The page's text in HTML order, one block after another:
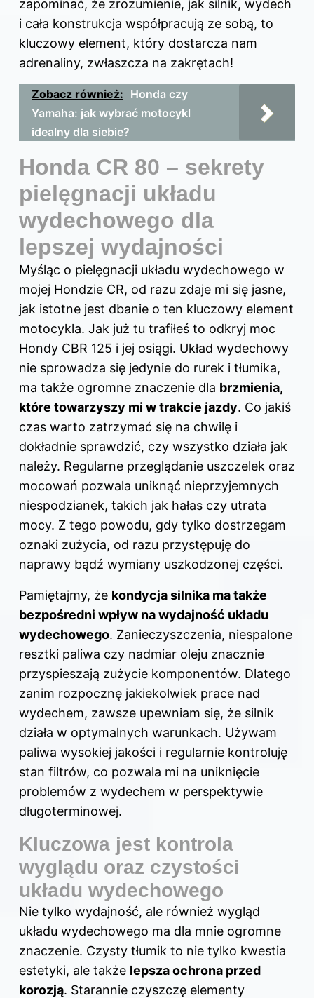
zapominać, że zrozumienie, jak silnik, wydech
i cała konstrukcja współpracują ze sobą, to
kluczowy element, który dostarcza nam
adrenaliny, zwłaszcza na zakrętach!
Zobacz również: Honda czy
Yamaha: jak wybrać motocykl
idealny dla siebie?
Honda CR 80 – sekrety
pielęgnacji układu
wydechowego dla
lepszej wydajności
Myśląc o pielęgnacji układu wydechowego w
mojej Hondzie CR, od razu zdaje mi się jasne,
jak istotne jest dbanie o ten kluczowy element
motocykla. Jak już tu trafiłeś to odkryj moc
Hondy CBR 125 i jej osiągi. Układ wydechowy
nie sprowadza się jedynie do rurek i tłumika,
ma także ogromne znaczenie dla brzmienia,
które towarzyszy mi w trakcie jazdy. Co jakiś
czas warto zatrzymać się na chwilę i
dokładnie sprawdzić, czy wszystko działa jak
należy. Regularne przeglądanie uszczelek oraz
mocowań pozwala uniknąć nieprzyjemnych
niespodzianek, takich jak hałas czy utrata
mocy. Z tego powodu, gdy tylko dostrzegam
oznaki zużycia, od razu przystępuję do
naprawy bądź wymiany uszkodzonej części.
Pamiętajmy, że kondycja silnika ma także
bezpośredni wpływ na wydajność układu
wydechowego. Zanieczyszczenia, niespalone
resztki paliwa czy nadmiar oleju znacznie
przyspieszają zużycie komponentów. Dlatego
zanim rozpocznę jakiekolwiek prace nad
wydechem, zawsze upewniam się, że silnik
działa w optymalnych warunkach. Używam
paliwa wysokiej jakości i regularnie kontroluję
stan filtrów, co pozwala mi na uniknięcie
problemów z wydechem w perspektywie
długoterminowej.
Kluczowa jest kontrola
wyglądu oraz czystości
układu wydechowego
Nie tylko wydajność, ale również wygląd
układu wydechowego ma dla mnie ogromne
znaczenie. Czysty tłumik to nie tylko kwestia
estetyki, ale także lepsza ochrona przed
korozją. Starannie czyszczę elementy